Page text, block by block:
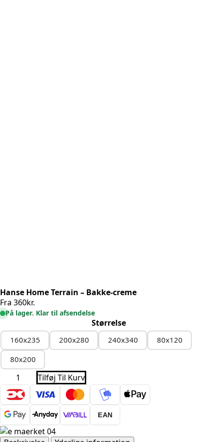
Hanse Home Terrain – Bakke-creme
Fra 360kr.
På lager. Klar til afsendelse
Størrelse
160x235 200x280 240x340
80x120
80x200
Hanse
Home
Terrain
Bakke-
creme
antal
Tilføj Til Kurv
EAN